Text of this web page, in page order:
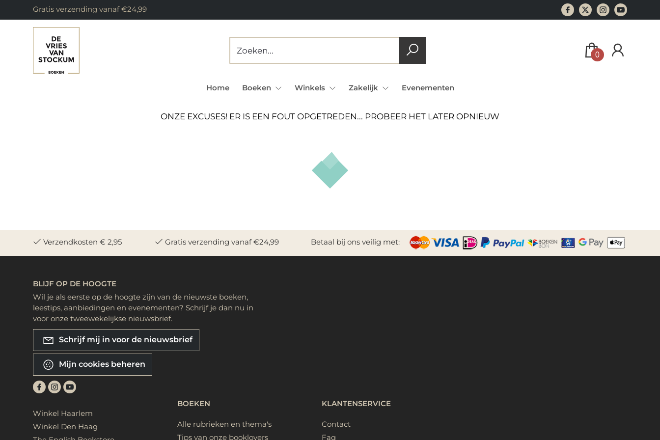
Gratis verzending vanaf €24,99
0
Home Boeken Winkels Zakelijk Evenementen
ONZE EXCUSES! ER IS EEN FOUT OPGETREDEN... PROBEER HET LATER OPNIEUW
Verzendkosten € 2,95 Gratis verzending vanaf €24,99 Betaal bij ons veilig met:
BLIJF OP DE HOOGTE
Wil je als eerste op de hoogte zijn van de nieuwste boeken,
leestips, aanbiedingen en evenementen? Schrijf je dan nu in
voor onze tweewekelijkse nieuwsbrief.
Schrijf mij in voor de nieuwsbrief
Mijn cookies beheren
Winkel Haarlem
Winkel Den Haag
BOEKEN
Alle rubrieken en thema's
Tips van onze booklovers
KLANTENSERVICE
Contact
Faq